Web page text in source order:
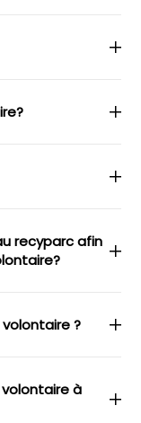
recyparc afin
?
à